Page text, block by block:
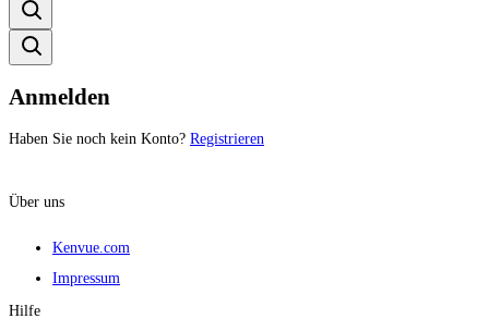
Anmelden
Haben Sie noch kein Konto? Registrieren
Über uns
Kenvue.com
Impressum
Hilfe